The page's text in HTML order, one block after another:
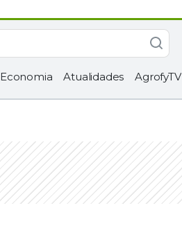
Economia Atualidades AgrofyTV